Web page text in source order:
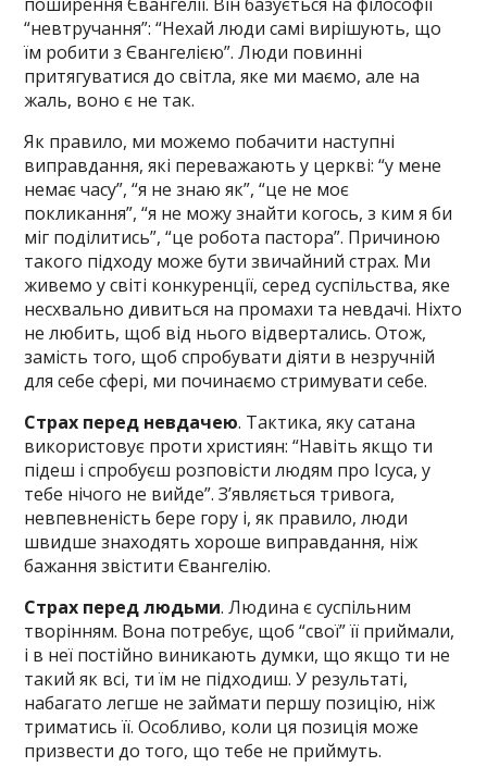
“невтручання”: “Нехай люди самі вирішують, що
їм робити з Євангелією”. Люди повинні
притягуватися до світла, яке ми маємо, але на
жаль, воно є не так.
Як правило, ми можемо побачити наступні
виправдання, які переважають у церкві: “у мене
немає часу”, “я не знаю як”, “це не моє
покликання”, “я не можу знайти когось, з ким я би
міг поділитись”, “це робота пастора”. Причиною
такого підходу може бути звичайний страх. Ми
живемо у світі конкуренції, серед суспільства, яке
несхвально дивиться на промахи та невдачі. Ніхто
не любить, щоб від нього відвертались. Отож,
замість того, щоб спробувати діяти в незручній
для себе сфері, ми починаємо стримувати себе.
Страх перед невдачею. Тактика, яку сатана
використовує проти християн: “Навіть якщо ти
підеш і спробуєш розповісти людям про Ісуса, у
тебе нічого не вийде”. З’являється тривога,
невпевненість бере гору і, як правило, люди
швидше знаходять хороше виправдання, ніж
бажання звістити Євангелію.
Страх перед людьми. Людина є суспільним
творінням. Вона потребує, щоб “свої” її приймали,
і в неї постійно виникають думки, що якщо ти не
такий як всі, ти їм не підходиш. У результаті,
набагато легше не займати першу позицію, ніж
триматись її. Особливо, коли ця позиція може
призвести до того, що тебе не приймуть.